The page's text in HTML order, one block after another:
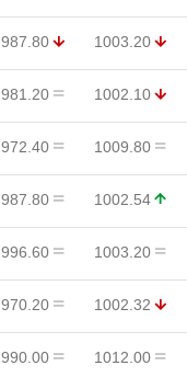
987.80 1003.20
981.20 1002.10
972.40 1009.80
987.80 1002.54
996.60 1003.20
970.20 1002.32
990.00 1012.00